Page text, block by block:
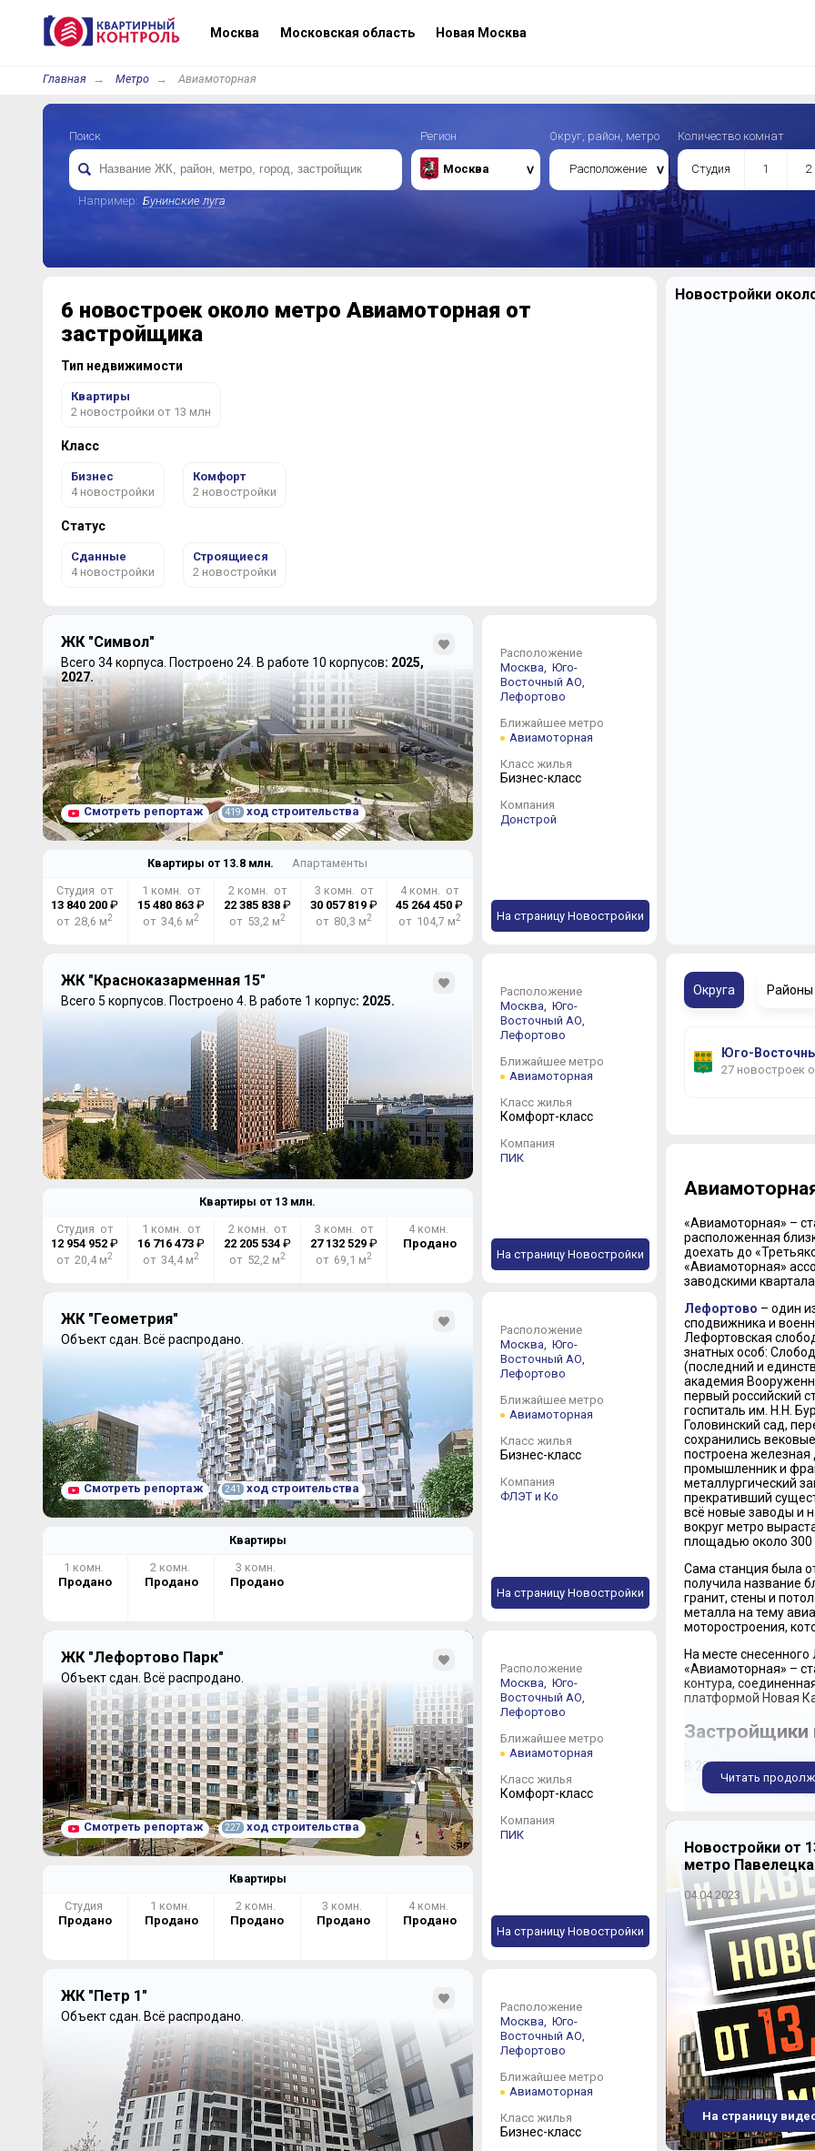
Москва Московская область Новая Москва
Главная Метро Авиамоторная
Поиск
Например: Бунинские луга
Регион
Москва
Округ, район, метро
Расположение
Количество комнат
Студия 1 2
6 новостроек около метро Авиамоторная от
застройщика
Тип недвижимости
Квартиры
2 новостройки от 13 млн
Класс
Бизнес
4 новостройки
Комфорт
2 новостройки
Статус
Сданные
4 новостройки
Строящиеся
2 новостройки
ЖК "Символ"
Всего 34 корпуса. Построено 24. В работе 10 корпусов: 2025,
2027.
Смотреть репортаж 419 ход строительства
Квартиры от 13.8 млн.
Студия от
13 840 200 ₽
от 28,6 м2
1 комн. от
15 480 863 ₽
от 34,6 м2
2 комн. от
22 385 838₽
от 53,2 м2
3 комн. от
30 057 819₽
от 80,3 м2
4 комн. от
45 264 450 ₽
от 104,7 м2
Апартаменты
Расположение
Москва, Юго-
Восточный АО,
Лефортово
Ближайшее метро
Авиамоторная
Класс жилья
Бизнес-класс
Компания
Донстрой
На страницу Новостройки
ЖК "Красноказарменная 15"
Всего 5 корпусов. Построено 4. В работе 1 корпус: 2025.
Квартиры от 13 млн.
Студия от
12 954 952 ₽
от 20,4 м2
1 комн. от
16 716 473 ₽
от 34,4 м2
2 комн. от
22 205 534₽
от 52,2 м2
3 комн. от
27 132 529₽
от 69,1 м2
4 комн.
Продано
Расположение
Москва, Юго-
Восточный АО,
Лефортово
Ближайшее метро
Авиамоторная
Класс жилья
Комфорт-класс
Компания
ПИК
На страницу Новостройки
ЖК "Геометрия"
Объект сдан. Всё распродано.
Смотреть репортаж 241 ход строительства
Квартиры
1 комн.
Продано
2 комн.
Продано
3 комн.
Продано
Расположение
Москва, Юго-
Восточный АО,
Лефортово
Ближайшее метро
Авиамоторная
Класс жилья
Бизнес-класс
Компания
ФЛЭТ и Ко
На страницу Новостройки
ЖК "Лефортово Парк"
Объект сдан. Всё распродано.
Смотреть репортаж 227 ход строительства
Квартиры
Студия
Продано
1 комн.
Продано
2 комн.
Продано
3 комн.
Продано
4 комн.
Продано
Расположение
Москва, Юго-
Восточный АО,
Лефортово
Ближайшее метро
Авиамоторная
Класс жилья
Комфорт-класс
Компания
ПИК
На страницу Новостройки
ЖК "Петр 1"
Объект сдан. Всё распродано.
Расположение
Москва, Юго-
Восточный АО,
Лефортово
Ближайшее метро
Авиамоторная
Класс жилья
Бизнес-класс
Новостройки
Округа Районы
Юго-
27 новостроек
«Авиамоторная» –
расположенная
доехать до
«Авиамоторная»
заводскими
Лефортово – один
сподвижника и
Лефортовская
знатных особ:
(последний и
академия
первый российский
госпиталь им. Н.Н.
Головинский сад,
сохранились
построена железная
промышленник и
металлургический
прекративший
всё новые заводы и
вокруг метро
площадью около 300
Сама станция была
получила название
гранит, стены и
металла на тему
моторостроения,
На месте
«Авиамоторная» –
контура,
платформой Новая
Застройщики
В 20-30 годах
и крупных улиц
4-метровыми
номером 20 по
кирпичное
«генеральские»,
шестидесятых
девяностых
территорию с
метро
панельные дома
под многоэтажное
приступили к
ЖК «Петр 1»–
Проект был
компанией и
комплекс
института
прекратил
На том же
«Петр 1»,
Парк»от ГК
квартиры в
квадратов),
Читать
Новостройки от
метро
04.04.2023
На страницу